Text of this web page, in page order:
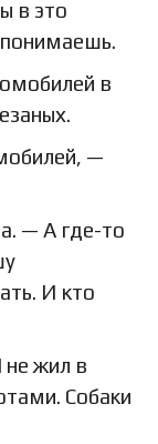
в это
понимаешь.
в
—
— А где-то
И кто
жил в
Собаки